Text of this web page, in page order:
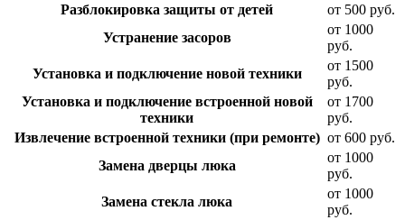
Разблокировка защиты от детей
от 500 руб.
Устранение засоров
от 1000
руб.
Установка и подключение новой техники
от 1500
руб.
Установка и подключение встроенной новой
техники
от 1700
руб.
Извлечение встроенной техники (при ремонте) от 600 руб.
Замена дверцы люка
от 1000
руб.
Замена стекла люка
от 1000
руб.